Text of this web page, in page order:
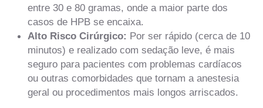
entre 30 e 80 gramas, onde a maior parte dos
casos de HPB se encaixa.
Alto Risco Cirúrgico: Por ser rápido (cerca de 10
minutos) e realizado com sedação leve, é mais
seguro para pacientes com problemas cardíacos
ou outras comorbidades que tornam a anestesia
geral ou procedimentos mais longos arriscados.